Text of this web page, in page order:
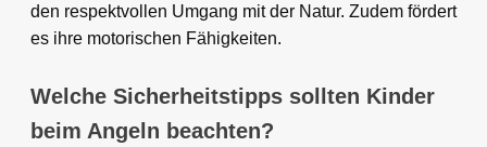
den respektvollen Umgang mit der Natur. Zudem fördert
es ihre motorischen Fähigkeiten.
Welche Sicherheitstipps sollten Kinder
beim Angeln beachten?